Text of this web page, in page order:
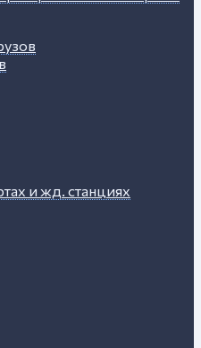
и жд. станциях